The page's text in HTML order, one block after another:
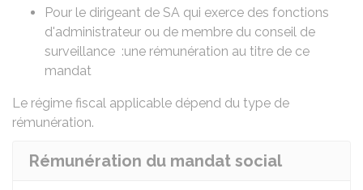
Pour le dirigeant de SA qui exerce des fonctions
d'administrateur ou de membre du conseil de
surveillance :une rémunération au titre de ce
mandat
Le régime fiscal applicable dépend du type de
rémunération.
Rémunération du mandat social